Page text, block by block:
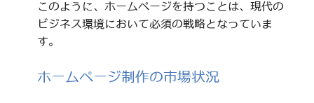
このように、ホームページを持つことは、現代の
ビジネス環境において必須の戦略となっていま
す。
ホームページ制作の市場状況